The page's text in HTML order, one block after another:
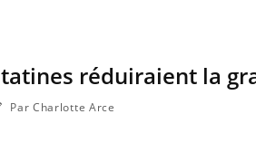
réduiraient la
Par Charlotte Arce